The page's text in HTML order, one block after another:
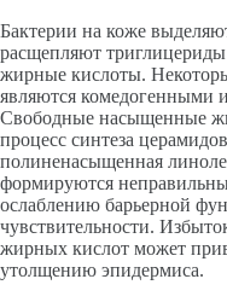
Бактерии на коже
расщепляют
жирные кислоты.
являются комедогенными
Свободные насыщенные
процесс синтеза
полиненасыщенная
формируются
ослаблению барьерной
чувствительности.
жирных кислот может
утолщению эпидермиса.